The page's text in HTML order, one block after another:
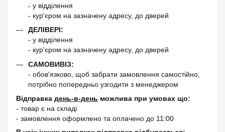
- у відділення
- кур'єром на зазначену адресу, до дверей
ДЕЛІВЕРІ:
- у відділення
- кур'єром на зазначену адресу, до дверей
САМОВИВІЗ:
- обов'язково, щоб забрати замовлення самостійно,
потрібно попередньо узгодити з менеджером
Відправка день-в-день можлива при умовах що:
- товар є на складі
- замовлення оформлено та оплачено до 11:00